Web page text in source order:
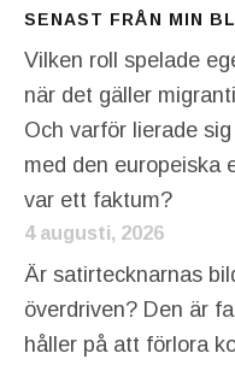
SENAST FRÅN MIN
Vilken roll spelade
när det gäller
Och varför lierade
med den europeiska
var ett faktum?
4 augusti, 2026
Är satirtecknarnas
överdriven? Den är
håller på att förlora